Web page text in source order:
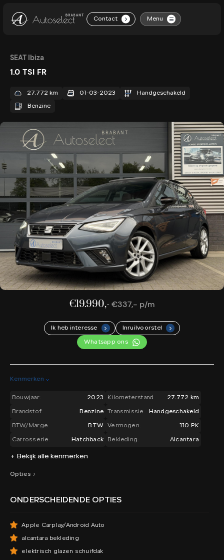
Contact . Menu
Diensten
Over ons
Contact
Vacatures
Verkocht
SEAT Ibiza
1.0 TSI FR
27.772 km 01-03-2023 Handgeschakeld
Benzine
€19.990,- €337,- p/m
Ik heb interesse . Inruilvoorstel .
Whatsapp ons
Kenmerken
Bouwjaar: 2023 Kilometerstand 27.772 km
Brandstof: Benzine Transmissie: Handgeschakeld
BTW/Marge: BTW Vermogen: 110 PK
Carrosserie: Hatchback Bekleding: Alcantara
+ Bekijk alle kenmerken
Opties
ONDERSCHEIDENDE OPTIES
Apple Carplay/Android Auto
alcantara bekleding
elektrisch glazen schuifdak